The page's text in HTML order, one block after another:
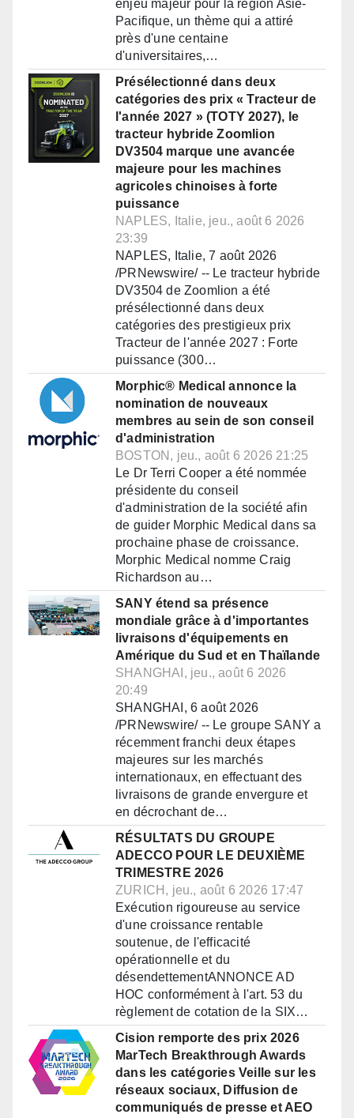
enjeu majeur pour la région Asie-
Pacifique, un thème qui a attiré
près d'une centaine
d'universitaires,…
Présélectionné dans deux
catégories des prix « Tracteur de
l'année 2027 » (TOTY 2027), le
tracteur hybride Zoomlion
DV3504 marque une avancée
majeure pour les machines
agricoles chinoises à forte
puissance
NAPLES, Italie, jeu., août 6 2026
23:39
NAPLES, Italie, 7 août 2026
/PRNewswire/ -- Le tracteur hybride
DV3504 de Zoomlion a été
présélectionné dans deux
catégories des prestigieux prix
Tracteur de l'année 2027 : Forte
puissance (300…
Morphic® Medical annonce la
nomination de nouveaux
membres au sein de son conseil
d'administration
BOSTON, jeu., août 6 2026 21:25
Le Dr Terri Cooper a été nommée
présidente du conseil
d'administration de la société afin
de guider Morphic Medical dans sa
prochaine phase de croissance.
Morphic Medical nomme Craig
Richardson au…
SANY étend sa présence
mondiale grâce à d'importantes
livraisons d'équipements en
Amérique du Sud et en Thaïlande
SHANGHAI, jeu., août 6 2026
20:49
SHANGHAI, 6 août 2026
/PRNewswire/ -- Le groupe SANY a
récemment franchi deux étapes
majeures sur les marchés
internationaux, en effectuant des
livraisons de grande envergure et
en décrochant de…
RÉSULTATS DU GROUPE
ADECCO POUR LE DEUXIÈME
TRIMESTRE 2026
ZURICH, jeu., août 6 2026 17:47
Exécution rigoureuse au service
d'une croissance rentable
soutenue, de l'efficacité
opérationnelle et du
désendettementANNONCE AD
HOC conformément à l'art. 53 du
règlement de cotation de la SIX…
Cision remporte des prix 2026
MarTech Breakthrough Awards
dans les catégories Veille sur les
réseaux sociaux, Diffusion de
communiqués de presse et AEO